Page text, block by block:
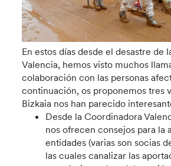
En estos días desde el desastre de
Valencia, hemos visto muchos
colaboración con las personas
continuación, os proponemos tres
Bizkaia nos han parecido
Desde la Coordinadora
nos ofrecen consejos para la
entidades (varias son socias
las cuales canalizar las